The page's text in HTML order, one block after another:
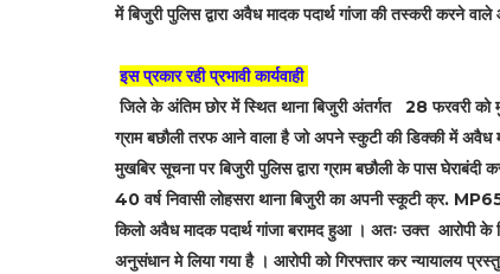
में बिजुरी पुलिस द्वारा अवैध मादक पदार्थ गांजा की तस्करी करने वाले
इस प्रकार रही प्रभावी कार्यवाही
जिले के अंतिम छोर में स्थित थाना बिजुरी अंतर्गत 28 फरवरी को
ग्राम बछौली तरफ आने वाला है जो अपने स्कुटी की डिक्की में अवैध
मुखबिर सूचना पर बिजुरी पुलिस द्वारा ग्राम बछौली के पास
40 वर्ष निवासी लोहसरा थाना बिजुरी का अपनी स्कूटी क्र.
किलो अवैध मादक पदार्थ गांजा बरामद हुआ । अतः उक्त आरोपी के
अनुसंधान मे लिया गया है । आरोपी को गिरफ्तार कर न्यायालय